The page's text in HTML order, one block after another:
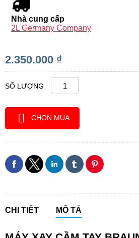
Nhà cung cấp
2L Germany Company
2.350.000 ₫
SỐ LƯỢNG
CHỌN MUA
CHI TIẾT MÔ TẢ